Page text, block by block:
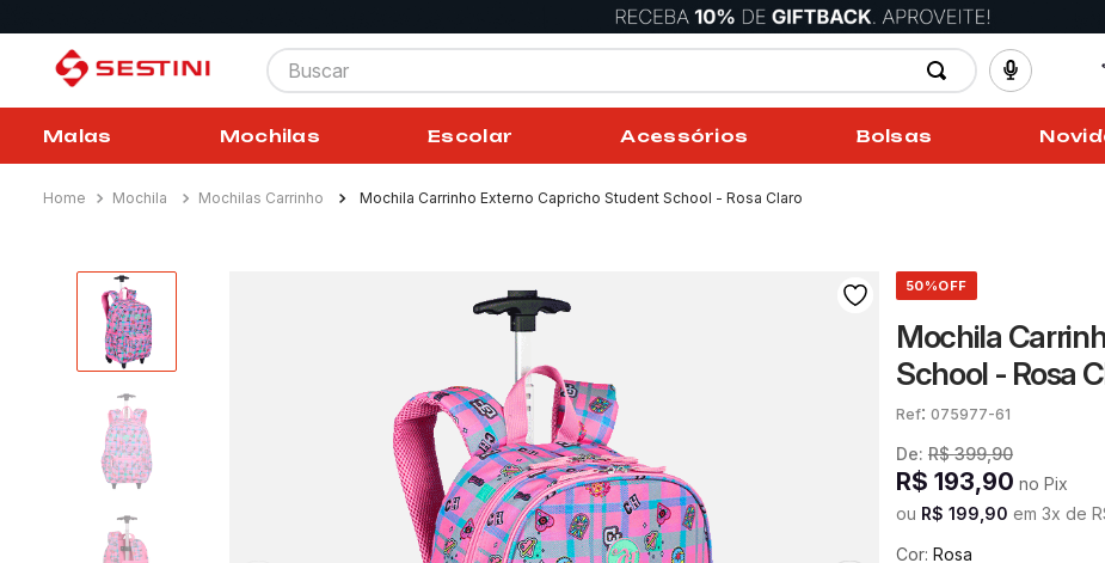
Buscar
Malas Mochilas Escolar Acessórios Bolsas
Mochila Mochilas Carrinho Mochila Carrinho Externo Capricho Student School - Rosa Claro
50%OFF
Mochila
School - Rosa
: 075977-61
De: R$ 399,90
R$ 193,90 no Pix
ou R$ 199 90 em 3x de
Cor: Rosa